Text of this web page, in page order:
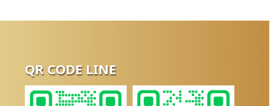
QR CODE LINE